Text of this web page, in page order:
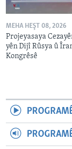
MEHA HEŞT 08, 2026
Projeyasaya
yên Dijî Rûsya û
Kongrêsê